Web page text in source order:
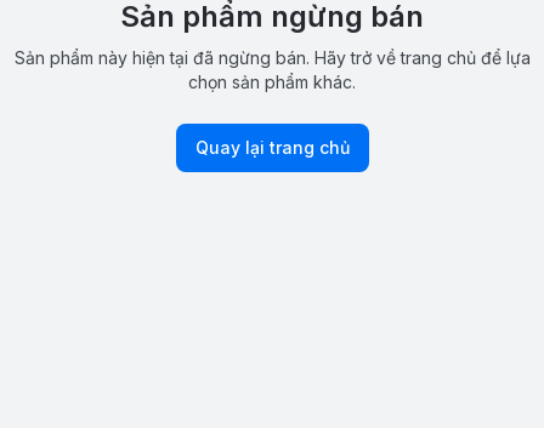
Sản phẩm ngừng bán
Sản phẩm này hiện tại đã ngừng bán. Hãy trở về trang chủ để lựa
chọn sản phẩm khác.
Quay lại trang chủ